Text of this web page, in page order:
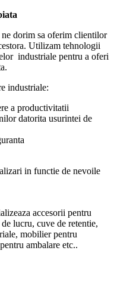
ne dorim sa oferim clientilor
Utilizam tehnologii
industriale pentru a oferi
industriale:
a productivitatii
datorita usurintei de
in functie de nevoile
accesorii pentru
lucru, cuve de retentie,
mobilier pentru
ambalare etc..